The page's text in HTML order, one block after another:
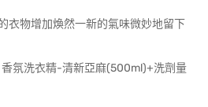
衣物增加煥然一新的氣味微妙地留下
香氛洗衣精-清新亞麻(500ml)+洗劑量